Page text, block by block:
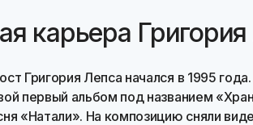
карьера
Григория Лепса начался в 1995
первый альбом под названием
«Натали». На композицию сняли